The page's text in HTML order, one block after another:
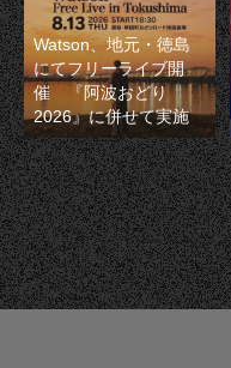
Watson、地元・徳島
にてフリーライブ開
催 『阿波おどり
2026』に併せて実施